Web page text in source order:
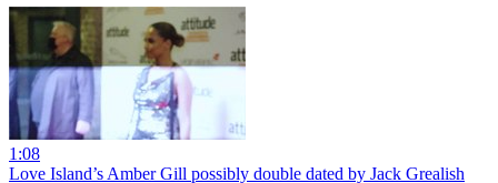
1:08
Love Island’s Amber Gill possibly double dated by Jack Grealish